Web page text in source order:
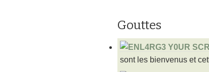
Gouttes
sont les bienvenus et